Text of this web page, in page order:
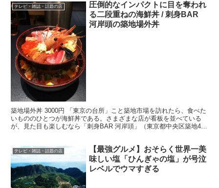
テレビ・雑誌・話題の店
圧倒的なインパクトに目を奪われ
る二段重ねの海鮮丼 / 刺身BAR
河岸頭の築地場外丼
築地場外丼 3000円 「東京の台所」こと築地市場を訪れたら、食べた
いもののひとつが海鮮丼である。さまざまな店が看板を並べている
が、見た目も楽しむなら「刺身BAR 河岸頭」（東京都中央区築地4-
テレビ・雑誌・話題の店
【最強グルメ】おそらく世界一美
味しい塩「ひんぎゃの塩」が号泣
レベルでウマすぎる